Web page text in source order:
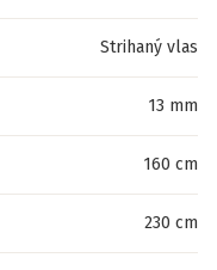
Strihaný vlas
13 mm
160 cm
230 cm